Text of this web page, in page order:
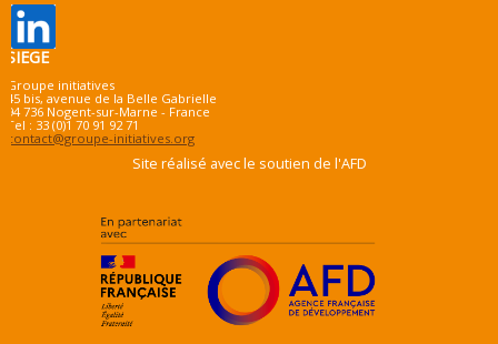
SIEGE
Groupe initiatives
45 bis, avenue de la Belle Gabrielle
94 736 Nogent-sur-Marne - France
Tel : 33 (0)1 70 91 92 71
contact@groupe-initiatives.org
Site réalisé avec le soutien de l'AFD